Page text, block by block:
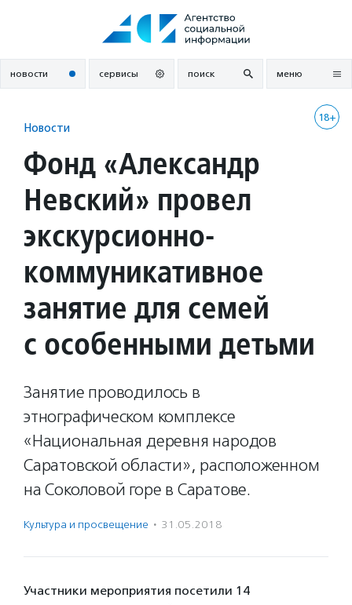
новости сервисы поиск меню
18+
Новости
Фонд «Александр
Невский» провел
экскурсионно-
коммуникативное
занятие для семей
с особенными детьми
Занятие проводилось в
этнографическом комплексе
«Национальная деревня народов
Саратовской области», расположенном
на Соколовой горе в Саратове.
Культура и просвещение · 31.05.2018
Участники мероприятия посетили 14